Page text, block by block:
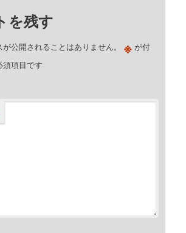
を残す
公開されることはありません。 ※ が付
須項目です